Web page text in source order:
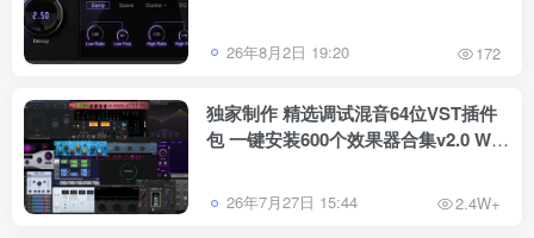
26年8月2日 19:20 172
独家制作 精选调试混音64位VST插件
包 一键安装600个效果器合集v2.0 WiN
26年7月27日 15:44 2.4W+